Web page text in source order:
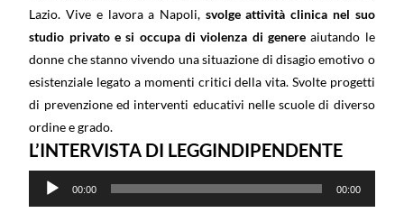
Lazio. Vive e lavora a Napoli, svolge attività clinica nel suo
studio privato e si occupa di violenza di genereaiutando le
donne che stanno vivendo una situazione di disagio emotivo o
esistenziale legato a momenti critici della vita. Svolte progetti
di prevenzione ed interventi educativi nelle scuole di diverso
ordine e grado.
L’INTERVISTA DI LEGGINDIPENDENTE
Audio
Player
00:00 00:00